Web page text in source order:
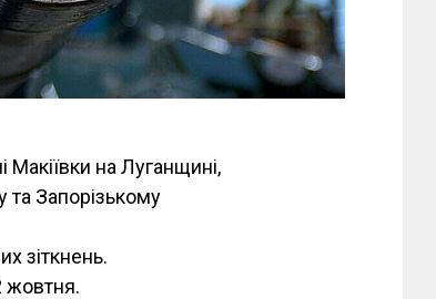
Макіївки на Луганщині,
та Запорізькому
зіткнень.
жовтня.